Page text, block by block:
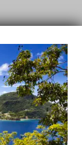
„Hüpfen“,
sollte
in Eile
für
möchten,
und